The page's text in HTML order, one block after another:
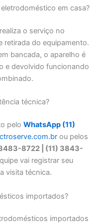
em casa?
o serviço no
retirada do equipamento.
bancada, o aparelho é
e devolvido funcionando
técnica?
peloWhatsApp (11)
ou pelos
8722 | (11) 3843-
vai registrar seu
visita técnica.
importados?
importados